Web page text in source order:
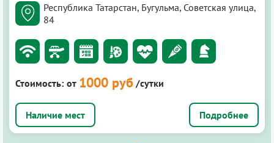
Республика Татарстан, Бугульма, Советская улица,
84
Стоимость: от 1000 руб /сутки
Подробнее